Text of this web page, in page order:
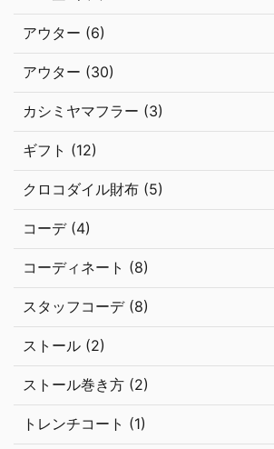
アウター (6)
アウター (30)
カシミヤマフラー (3)
ギフト (12)
クロコダイル財布 (5)
コーデ (4)
コーディネート (8)
スタッフコーデ (8)
ストール (2)
ストール巻き方 (2)
トレンチコート (1)